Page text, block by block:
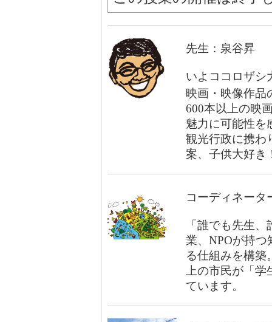
先生：泉谷昇
いよココロザシ
映画・映像作品
600本以上の映
魅力に可能性を
観光行政に携わ
案、子供大好き
コーディネータ
「誰でも先生
業、NPOが持
る仕組みを構築
上の市民が「
ています。